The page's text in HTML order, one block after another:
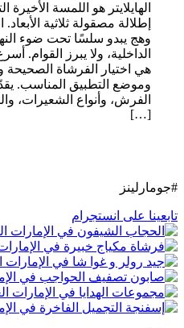
الهايلايتر هو اللمسة
إطلالة مصقولة ثلاثية
وهج يبدو سلسًا تحت ضوء
الداخلية، ولا يبرز القوام.
هي اختيار الفرشاة الصحيحة
وموضع التطبيق المناسب.
الفرش، وأنواع الشعيرات،
[…]
#جومارلينز
تابعينا على انستجرام